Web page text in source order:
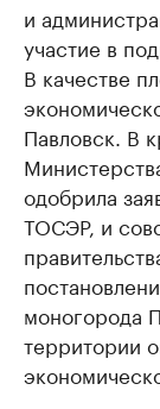
и
участие в
В качестве
Павловск. В
одобрила
ТОСЭР, и
моногорода
территории